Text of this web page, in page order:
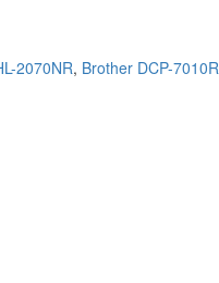
2070NR, Brother DCP-7010R